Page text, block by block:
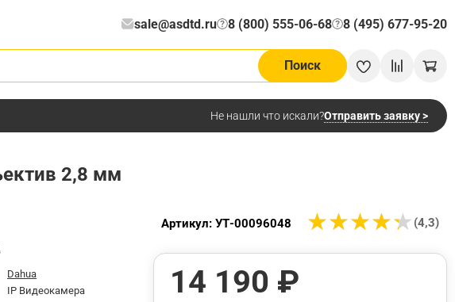
sale@asdtd.ru 8 (800) 555-06-68
? 8 (495) 677-95-20
?
Поиск
Не нашли что искали?Отправить заявку >
2,8 мм
Dahua
IP Видеокамера
★★★★★
★★★★★ (4,3)
Артикул: УТ-00096048
14 190 ₽